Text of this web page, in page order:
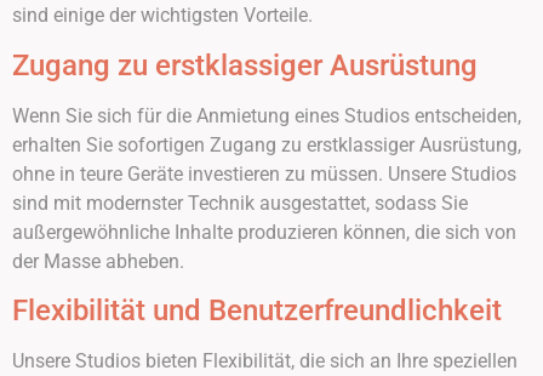
sind einige der wichtigsten Vorteile.
Zugang zu erstklassiger Ausrüstung
Wenn Sie sich für die Anmietung eines Studios entscheiden,
erhalten Sie sofortigen Zugang zu erstklassiger Ausrüstung,
ohne in teure Geräte investieren zu müssen. Unsere Studios
sind mit modernster Technik ausgestattet, sodass Sie
außergewöhnliche Inhalte produzieren können, die sich von
der Masse abheben.
Flexibilität und Benutzerfreundlichkeit
Unsere Studios bieten Flexibilität, die sich an Ihre speziellen